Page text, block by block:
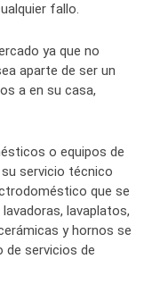
fallo.
ya que no
aparte de ser un
a en su casa,
o equipos de
servicio técnico
que se
lavaplatos,
y hornos se
de servicios de